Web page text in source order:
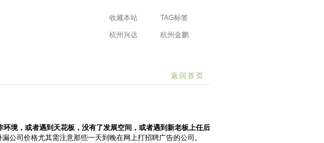
收藏本站 TAG标签
杭州兴达
杭州金鹏
返回首页
境，或者遇到天花板，没有了发展空间，或者遇到新老板上任后
司价格尤其需注意那些一天到晚在网上打招聘广告的公司。